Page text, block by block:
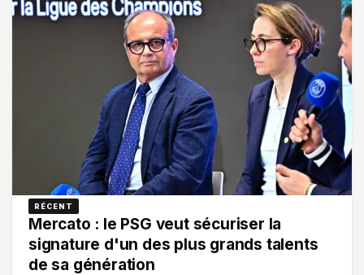
RÉCENT
Mercato : le PSG veut sécuriser la
signature d'un des plus grands talents
de sa génération